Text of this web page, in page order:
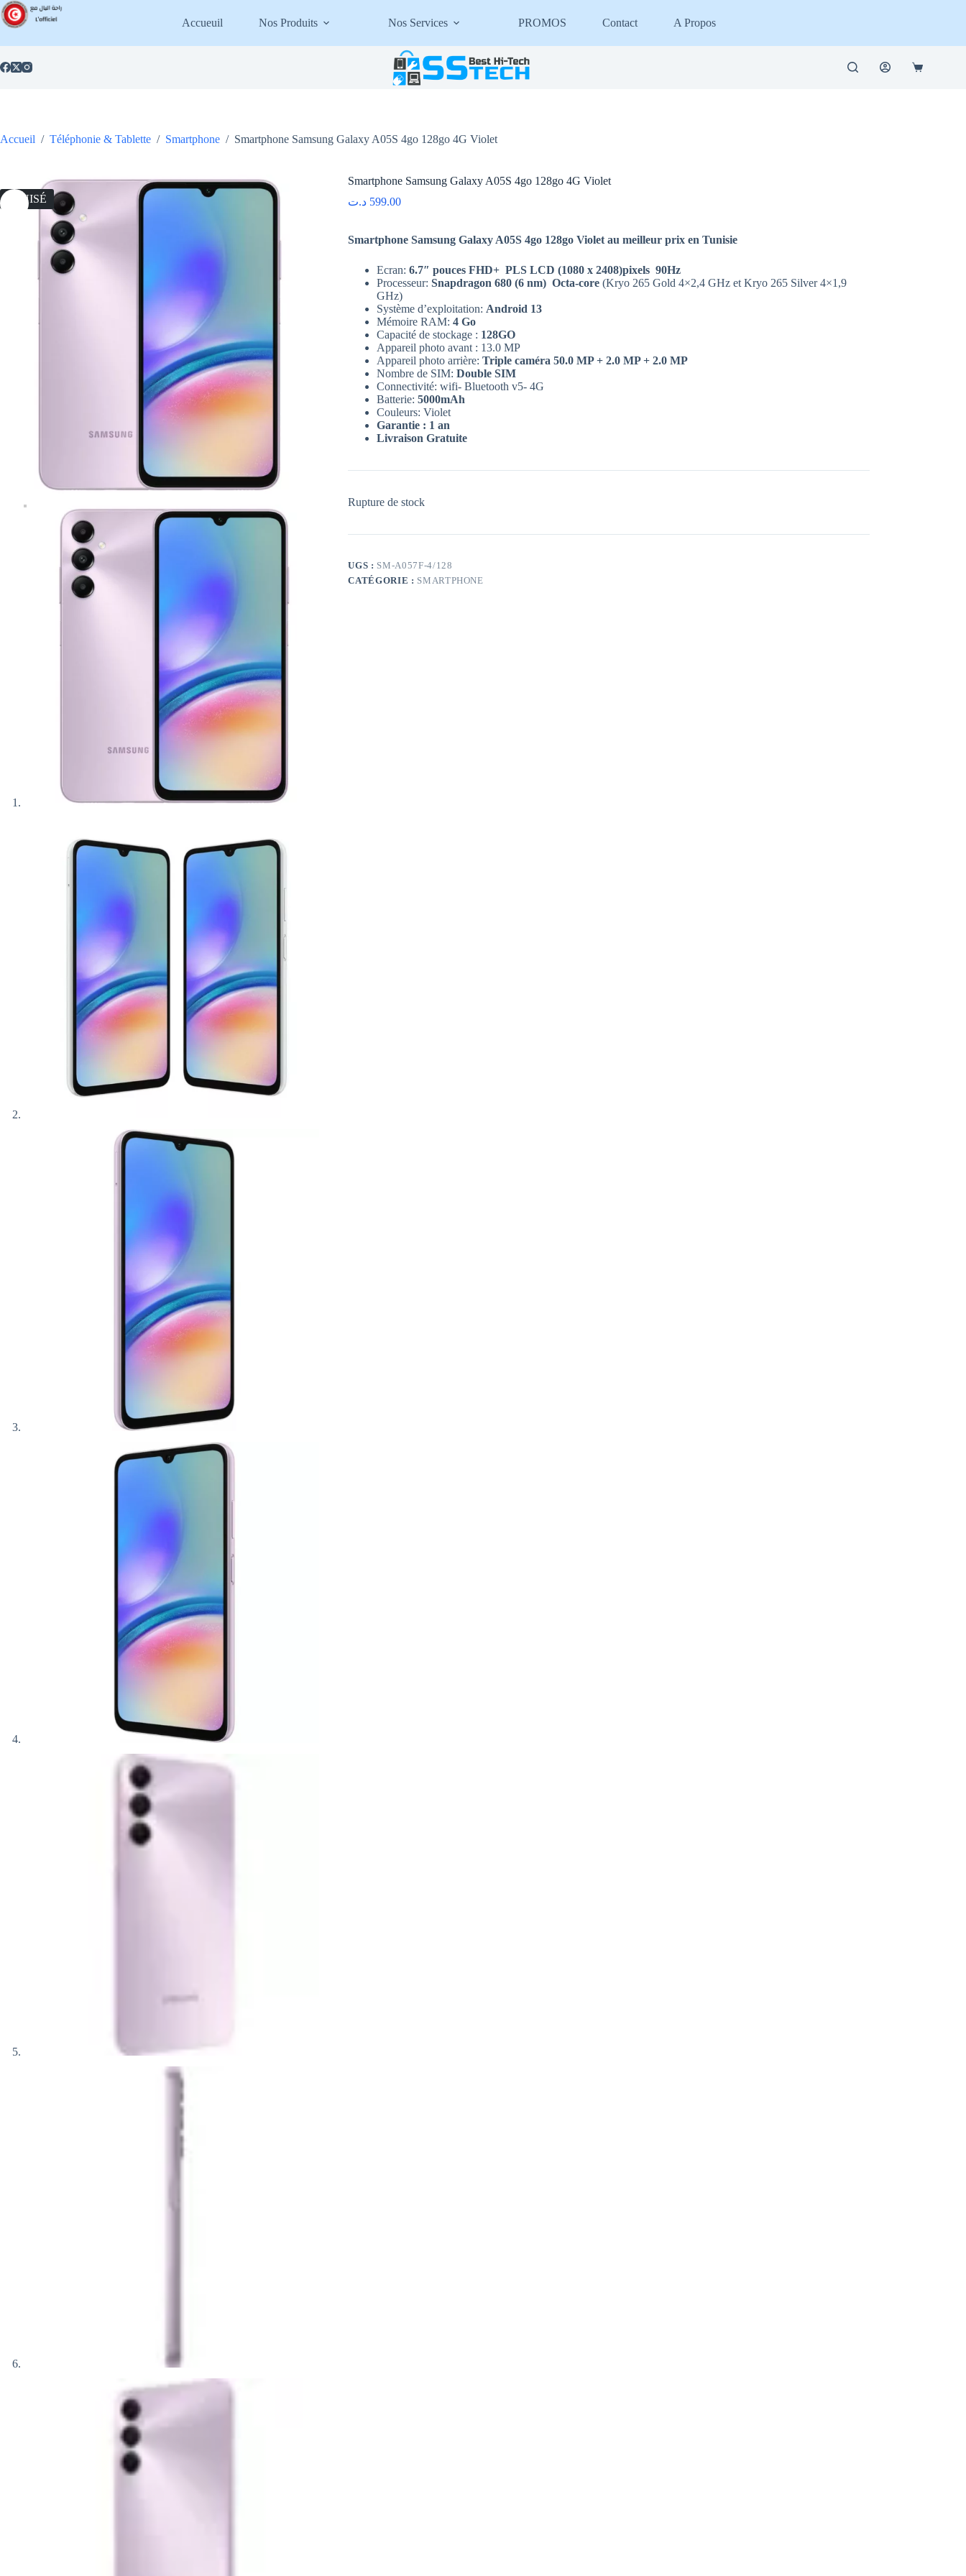
Passer
au
contenu
Accueuil Nos Produits Nos Services PROMOS Contact A Propos
Panier
Accueil / Téléphonie & Tablette / Smartphone / Smartphone Samsung Galaxy A05S 4go 128go 4G Violet
ÉPUISÉ
Smartphone Samsung Galaxy A05S 4go 128go 4G Violet
599.00 د.ت
Smartphone Samsung Galaxy A05S 4go 128go Violet au meilleur prix en Tunisie
Ecran:6.7″ pouces FHD+ PLS LCD (1080 x 2408)pixels 90Hz
Processeur:Snapdragon 680 (6 nm) Octa-core (Kryo 265 Gold 4×2,4 GHz et Kryo 265 Silver 4×1,9
GHz)
Système d’exploitation: Android 13
Mémoire RAM: 4Go
Capacité de stockage : 128GO
Appareil photo avant : 13.0 MP
Appareil photo arrière:Triple caméra 50.0 MP + 2.0 MP + 2.0 MP
Nombre de SIM:Double SIM
Connectivité: wifi- Bluetooth v5- 4G
Batterie:5000mAh
Couleurs: Violet
Garantie : 1 an
Livraison Gratuite
Rupture de stock
UGS : SM-A057F-4/128
CATÉGORIE : SMARTPHONE